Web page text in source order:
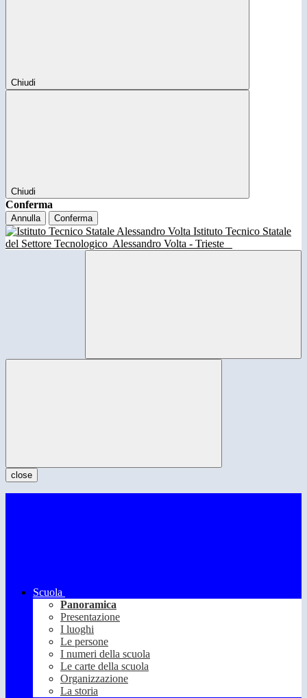
Chiudi
Chiudi
Conferma
Annulla Conferma
Istituto Tecnico Statale
del Settore Tecnologico Alessandro Volta - Trieste
close
Scuola
Panoramica
Presentazione
I luoghi
Le persone
I numeri della scuola
Le carte della scuola
Organizzazione
La storia